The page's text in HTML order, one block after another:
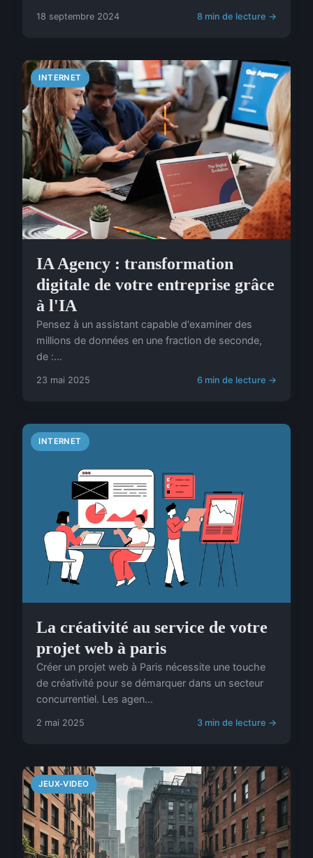
18 septembre 2024 8 min de lecture →
INTERNET
IA Agency : transformation
digitale de votre entreprise grâce
à l'IA
Pensez à un assistant capable d'examiner des
millions de données en une fraction de seconde,
de :...
23 mai 2025 6 min de lecture →
INTERNET
La créativité au service de votre
projet web à paris
Créer un projet web à Paris nécessite une touche
de créativité pour se démarquer dans un secteur
concurrentiel. Les agen...
2 mai 2025 3 min de lecture →
JEUX-VIDEO